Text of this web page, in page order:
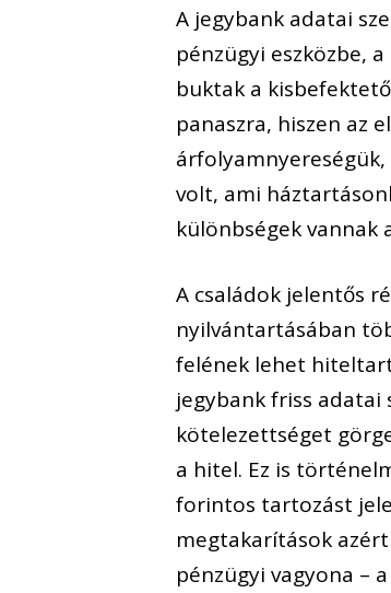
A jegybank adatai
pénzügyi eszközbe,
buktak a
panaszra, hiszen az
volt, ami
különbségek vannak
A családok jelentős
nyilvántartásában
felének lehet
jegybank friss
kötelezettséget
a hitel. Ez is
forintos tartozást
megtakarítások
pénzügyi vagyona –